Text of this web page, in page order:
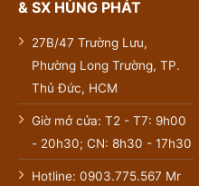
& SX HÙNG PHÁT
27B/47 Trường Lưu,
Phường Long Trường, TP.
Thủ Đức, HCM
Giờ mở cửa: T2 - T7: 9h00
- 20h30; CN: 8h30 - 17h30
Hotline: 0903.775.567 Mr